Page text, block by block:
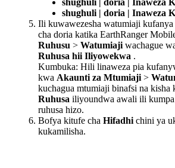
shughuli | doria | Inaweza
shughuli | doria | Inaweza
Ili kuwawezesha watumiaji kufanya
cha doria katika EarthRanger
Ruhusu > Watumiaji wachague
Ruhusa hii Iliyowekwa .
Kumbuka: Hili linaweza pia
kwa Akaunti za Mtumiaji >
kuchagua mtumiaji binafsi na kisha
Ruhusa iliyoundwa awali ili kumpa
ruhusa hizo.
Bofya kitufe cha Hifadhi chini ya
kukamilisha.